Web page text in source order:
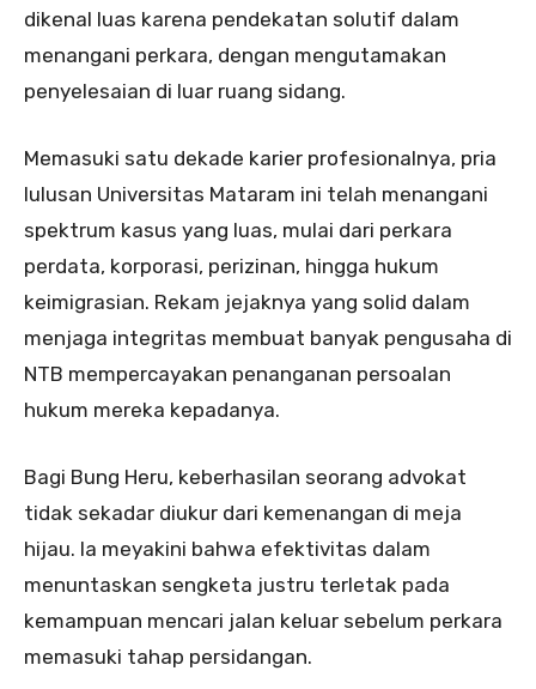
dikenal luas karena pendekatan solutif dalam
menangani perkara, dengan mengutamakan
penyelesaian di luar ruang sidang.
Memasuki satu dekade karier profesionalnya, pria
lulusan Universitas Mataram ini telah menangani
spektrum kasus yang luas, mulai dari perkara
perdata, korporasi, perizinan, hingga hukum
keimigrasian. Rekam jejaknya yang solid dalam
menjaga integritas membuat banyak pengusaha di
NTB mempercayakan penanganan persoalan
hukum mereka kepadanya.
Bagi Bung Heru, keberhasilan seorang advokat
tidak sekadar diukur dari kemenangan di meja
hijau. Ia meyakini bahwa efektivitas dalam
menuntaskan sengketa justru terletak pada
kemampuan mencari jalan keluar sebelum perkara
memasuki tahap persidangan.